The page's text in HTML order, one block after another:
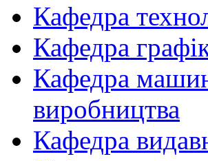
Кафедра
Кафедра
Кафедра машин
виробництва
Кафедра